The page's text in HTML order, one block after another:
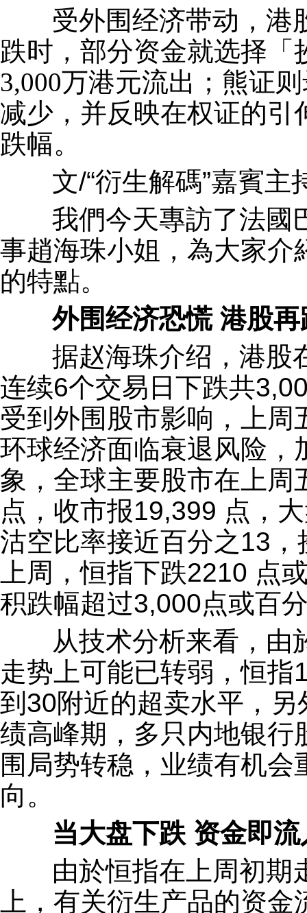
受外围经济带动，港
跌时，部分资金就选择
3,000万港元流出；熊证
减少，并反映在权证的引
跌幅。
文/“衍生解碼”嘉賓主
我們今天專訪了法國
事趙海珠小姐，為大家介
的特點。
外围经济恐慌 港股
据赵海珠介绍，港股
连续6个交易日下跌共
受到外围股市影响，上
环球经济面临衰退风险，
象，全球主要股市在上
点，收市报19,399 点，
沽空比率接近百分之13
上周，恒指下跌2210 点
积跌幅超过3,000点或百
从技术分析来看，由
走势上可能已转弱，恒
到30附近的超卖水平，
绩高峰期，多只内地银行
围局势转稳，业绩有机
向。
当大盘下跌 资金即
由於恒指在上周初期
上，有关衍生产品的资